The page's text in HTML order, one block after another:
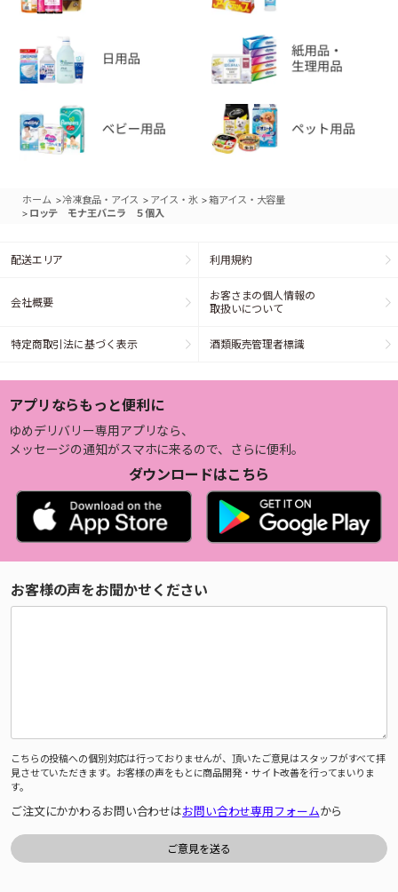
ホーム >冷凍食品・アイス > アイス・氷 >箱アイス・大容量
> ロッテ モナ王バニラ ５個入
配送エリア 利用規約
会社概要
お客さまの個人情報の
取扱いについて
特定商取引法に基づく表示 酒類販売管理者標識
アプリならもっと便利に
ゆめデリバリー専用アプリなら、
メッセージの通知がスマホに来るので、さらに便利。
ダウンロードはこちら
お客様の声をお聞かせください
こちらの投稿への個別対応は行っておりませんが、頂いたご意見はスタッフがすべて拝
見させていただきます。お客様の声をもとに商品開発・サイト改善を行ってまいりま
す。
ご注文にかかわるお問い合わせはお問い合わせ専用フォームから